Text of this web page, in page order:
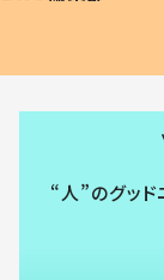
“人”のグッド